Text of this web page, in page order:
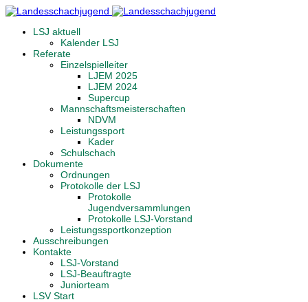
LSJ aktuell
Kalender LSJ
Referate
Einzelspielleiter
LJEM 2025
LJEM 2024
Supercup
Mannschaftsmeisterschaften
NDVM
Leistungssport
Kader
Schulschach
Dokumente
Ordnungen
Protokolle der LSJ
Protokolle
Jugendversammlungen
Protokolle LSJ-Vorstand
Leistungssportkonzeption
Ausschreibungen
Kontakte
LSJ-Vorstand
LSJ-Beauftragte
Juniorteam
LSV Start